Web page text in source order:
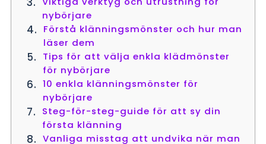
nybörjare
Förstå klänningsmönster och hur man
läser dem
Tips för att välja enkla klädmönster
för nybörjare
10 enkla klänningsmönster för
nybörjare
Steg-för-steg-guide för att sy din
första klänning
Vanliga misstag att undvika när man